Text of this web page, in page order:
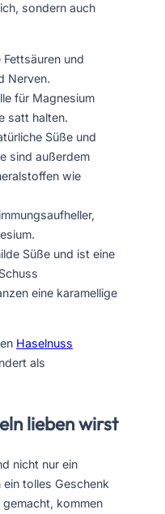
sondern auch
und
Nerven.
für Magnesium
satt halten.
Süße und
sind außerdem
wie
Süße und ist eine
eine karamellige
Haselnuss
als
lieben wirst
nicht nur ein
tolles Geschenk
kommen